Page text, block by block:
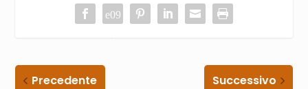
Precedente Successivo